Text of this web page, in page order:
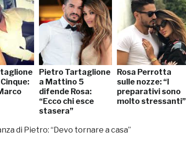
Pietro Tartaglione
a Mattino 5
difende Rosa:
“Ecco chi esce
stasera”
Rosa Perrotta
sulle nozze: “I
preparativi sono
molto stressanti”
di Pietro: “Devo tornare a casa”